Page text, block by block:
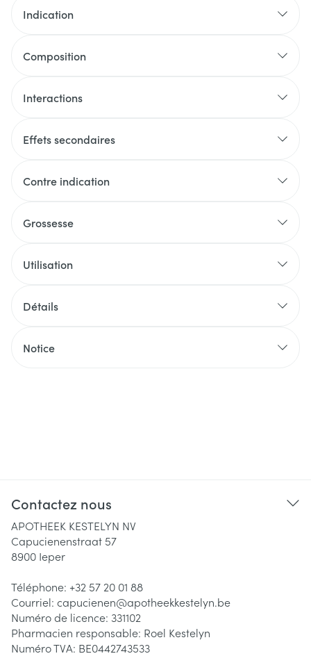
Indication
Composition
Interactions
Effets secondaires
Contre indication
Grossesse
Utilisation
Détails
Notice
Contactez nous
APOTHEEK KESTELYN NV
Capucienenstraat 57
8900 Ieper
Téléphone: +32 57 20 01 88
Courriel: capucienen@apotheekkestelyn.be
Numéro de licence: 331102
Pharmacien responsable: Roel Kestelyn
Numéro TVA: BE0442743533